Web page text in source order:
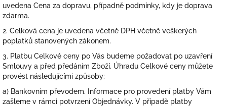
uvedena Cena za dopravu, případně podmínky, kdy je doprava
zdarma.
2. Celková cena je uvedena včetně DPH včetně veškerých
poplatků stanovených zákonem.
3. Platbu Celkové ceny po Vás budeme požadovat po uzavření
Smlouvy a před předáním Zboží. Úhradu Celkové ceny můžete
provést následujícími způsoby:
a) Bankovním převodem. Informace pro provedení platby Vám
zašleme v rámci potvrzení Objednávky. V případě platby